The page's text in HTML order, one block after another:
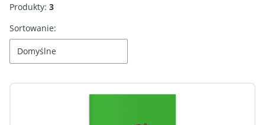
Produkty: 3
Lista produktów
Sortowanie:
Domyślne